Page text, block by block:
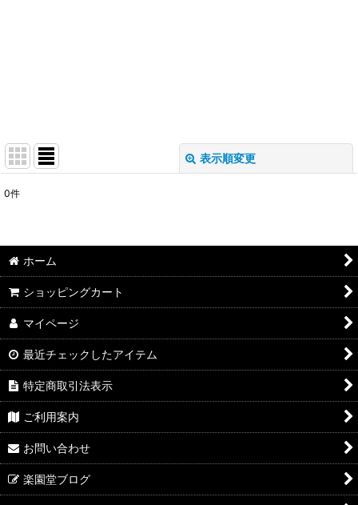
表示順変更
並び順:
0件
ホーム
ショッピングカート
マイページ
最近チェックしたアイテム
特定商取引法表示
ご利用案内
お問い合わせ
楽園堂ブログ